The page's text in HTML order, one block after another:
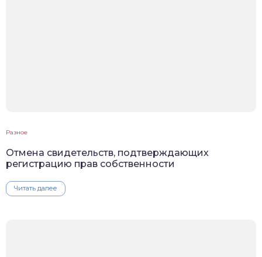
Разное
Отмена свидетельств, подтверждающих
регистрацию прав собственности
Читать далее